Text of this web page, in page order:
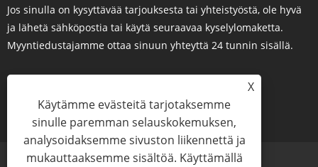
Jos sinulla on kysyttävää tarjouksesta tai yhteistyöstä, ole hyvä
ja lähetä sähköpostia tai käytä seuraavaa kyselylomaketta.
Myyntiedustajamme ottaa sinuun yhteyttä 24 tunnin sisällä.
KYSY NYT
X
Käytämme evästeitä tarjotaksemme
sinulle paremman selauskokemuksen,
analysoidaksemme sivuston liikennettä ja
mukauttaaksemme sisältöä. Käyttämällä